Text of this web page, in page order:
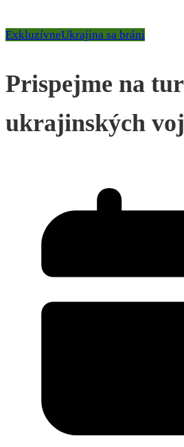
ExkluzívneUkrajina sa bráni
Prispejme na
ukrajinských